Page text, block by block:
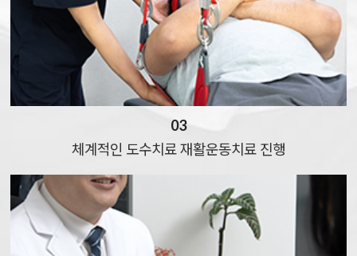
03
체계적인 도수치료재활운동치료 진행